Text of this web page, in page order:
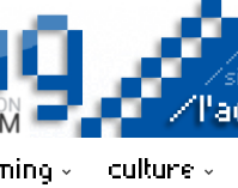
culture